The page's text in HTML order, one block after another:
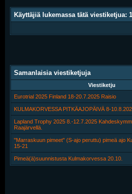
Käyttäjiä lukemassa tätä viestiketjua: 1
Samanlaisia viestiketjuja
Viestiketju
Eurotrial 2025 Finland 18-20.7.2025 Raisio
KULMAKORVESSA PITKÄAJOPÄIVÄ 8-
Lapland Trophy 2025 8.-12.7.2025
Raajärvellä.
"Marraskuun pimeet" (S-ajo peruttu) pimeä ajo
15-21
Pimeä(ä)suunnistusta Kulmakorvessa 20.10.